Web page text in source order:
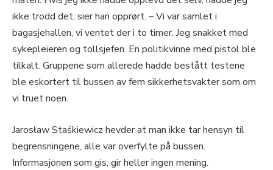
ikke trodd det, sier han opprørt. – Vi var samlet i
bagasjehallen, vi ventet der i to timer. Jeg snakket med
sykepleieren og tollsjefen. En politikvinne med pistol ble
tilkalt. Gruppene som allerede hadde bestått testene
ble eskortert til bussen av fem sikkerhetsvakter som om
vi truet noen.
Jarosław Staśkiewicz hevder at man ikke tar hensyn til
begrensningene, alle var overfylte på bussen.
Informasjonen som gis, gir heller ingen mening.